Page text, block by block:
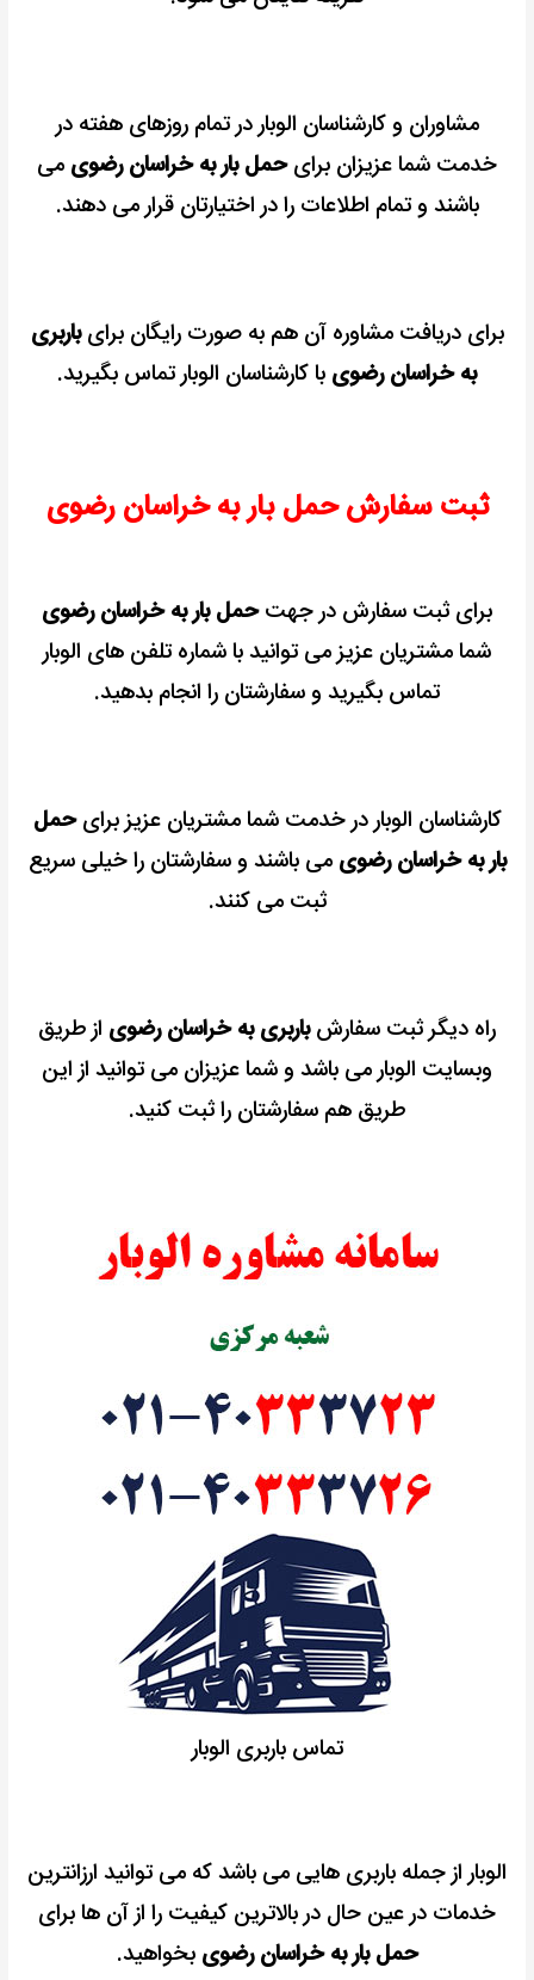
مشاوران و کارشناسان الوبار در تمام روزهای هفته در
خدمت شما عزیزان برایحمل بار به خراسان رضوی می
باشند و تمام اطلاعات را در اختیارتان قرار می دهند.
برای دریافت مشاوره آن هم به صورت رایگان برایباربری
به خراسان رضوی با کارشناسان الوبار تماس بگیرید.
ثبت سفارش حمل بار به خراسان رضوی
برای ثبت سفارش در جهتحمل بار به خراسان رضوی
شما مشتریان عزیز می توانید با شماره تلفن های الوبار
تماس بگیرید و سفارشتان را انجام بدهید.
کارشناسان الوبار در خدمت شما مشتریان عزیز برایحمل
بار به خراسان رضوی می باشند و سفارشتان را خیلی سریع
ثبت می کنند.
راه دیگر ثبت سفارشباربری به خراسان رضوی از طریق
وبسایت الوبار می باشد و شما عزیزان می توانید از این
طریق هم سفارشتان را ثبت کنید.
تماس باربری الوبار
الوبار از جمله باربری هایی می باشد که می توانید ارزانترین
خدمات در عین حال در بالاترین کیفیت را از آن ها برای
حمل بار به خراسان رضوی بخواهید.